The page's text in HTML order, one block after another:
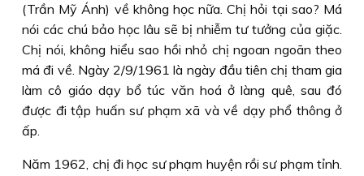
(Trần Mỹ Ánh) về không học nữa. Chị hỏi tại sao? Má
nói các chú bảo học lâu sẽ bị nhiễm tư tưởng của giặc.
Chị nói, không hiểu sao hồi nhỏ chị ngoan ngoãn theo
má đi về. Ngày 2/9/1961 là ngày đầu tiên chị tham gia
làm cô giáo dạy bổ túc văn hoá ở làng quê, sau đó
được đi tập huấn sư phạm xã và về dạy phổ thông ở
ấp.
Năm 1962, chị đi học sư phạm huyện rồi sư phạm tỉnh.